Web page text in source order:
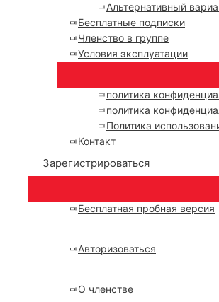
Альтернативный
Бесплатные подписки
Членство в группе
Условия эксплуатации
политика
политика
Политика
Контакт
Зарегистрироваться
Бесплатная пробная версия
Авторизоваться
О членстве